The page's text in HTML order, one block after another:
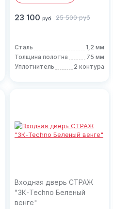
23 100 руб 25 500 руб
Сталь
1,2 мм
Толщина полотна
75 мм
Уплотнитель
2 контура
Входная дверь СТРАЖ
"3К-Techno Беленый
венге"